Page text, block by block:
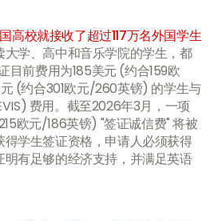
校就接收了超过117万名外国学生
学、高中和音乐学院的学生，都
目前费用为185美元 (约合159欧
(约合301欧元/260英镑) 的学生与
费用。截至2026年3月，一项
欧元/186英镑) "签证诚信费" 将被
学生签证资格，申请人必须获得
有足够的经济支持，并满足英语